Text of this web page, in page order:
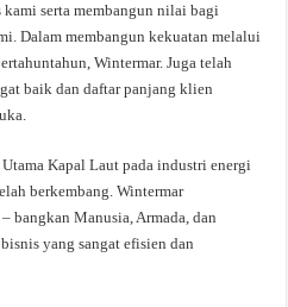
serta membangun nilai bagi
Dalam membangun kekuatan melalui
Wintermar. Juga telah
baik dan daftar panjang klien
Kapal Laut pada industri energi
berkembang. Wintermar
bangkan Manusia, Armada, dan
yang sangat efisien dan